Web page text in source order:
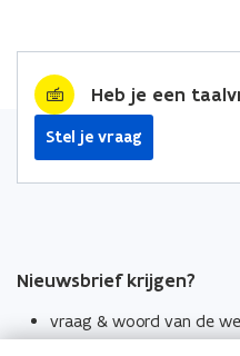
Heb je een
Stel je vraag
Nieuwsbrief krijgen?
vraag & woord van de